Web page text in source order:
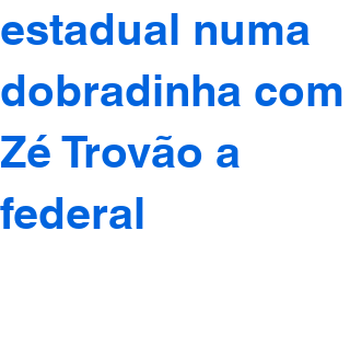
estadual numa
dobradinha com
Zé Trovão a
federal